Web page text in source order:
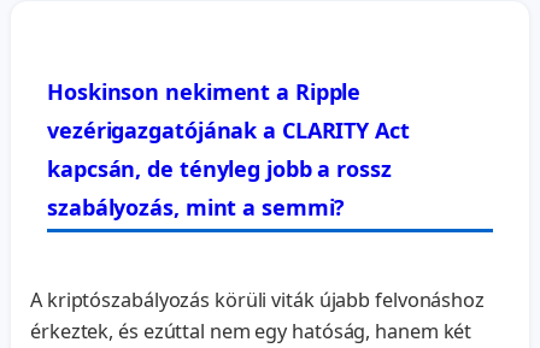
Hoskinson nekiment a Ripple
vezérigazgatójának a CLARITY Act
kapcsán, de tényleg jobb a rossz
szabályozás, mint a semmi?
A kriptószabályozás körüli viták újabb felvonáshoz
érkeztek, és ezúttal nem egy hatóság, hanem két